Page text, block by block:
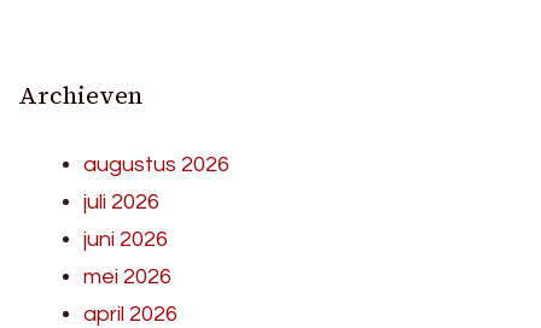
Archieven
augustus 2026
juli 2026
juni 2026
mei 2026
april 2026